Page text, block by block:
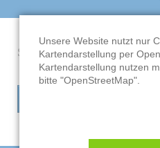
Sie erhalten in wenigen
Unsere Website nutzt nur
Kartendarstellung per
Kartendarstellung nutzen
bitte "OpenStreetMap".